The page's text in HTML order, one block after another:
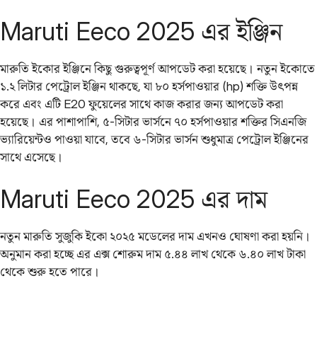
Maruti Eeco 2025 এর ইঞ্জিন
মারুতি ইকোর ইঞ্জিনে কিছু গুরুত্বপূর্ণ আপডেট করা হয়েছে। নতুন ইকোতে
১.২ লিটার পেট্রোল ইঞ্জিন থাকছে, যা ৮০ হর্সপাওয়ার (hp) শক্তি উৎপন্ন
করে এবং এটি E20 ফুয়েলের সাথে কাজ করার জন্য আপডেট করা
হয়েছে। এর পাশাপাশি, ৫-সিটার ভার্সনে ৭০ হর্সপাওয়ার শক্তির সিএনজি
ভ্যারিয়েন্টও পাওয়া যাবে, তবে ৬-সিটার ভার্সন শুধুমাত্র পেট্রোল ইঞ্জিনের
সাথে এসেছে।
Maruti Eeco 2025 এর দাম
নতুন মারুতি সুজুকি ইকো ২০২৫ মডেলের দাম এখনও ঘোষণা করা হয়নি।
অনুমান করা হচ্ছে এর এক্স শোরুম দাম ৫.৪৪ লাখ থেকে ৬.৪০ লাখ টাকা
থেকে শুরু হতে পারে।